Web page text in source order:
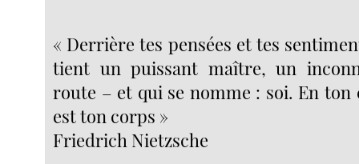
« Derrière tes pensées et tes
tient un puissant maître, un
route – et qui se nomme : soi. En
est ton corps »
Friedrich Nietzsche